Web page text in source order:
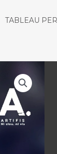
TABLEAU